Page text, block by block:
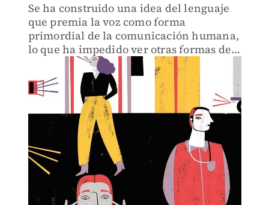
Se ha construido una idea del lenguaje
que premia la voz como forma
primordial de la comunicación humana,
lo que ha impedido ver otras formas de
ser en el mundo.